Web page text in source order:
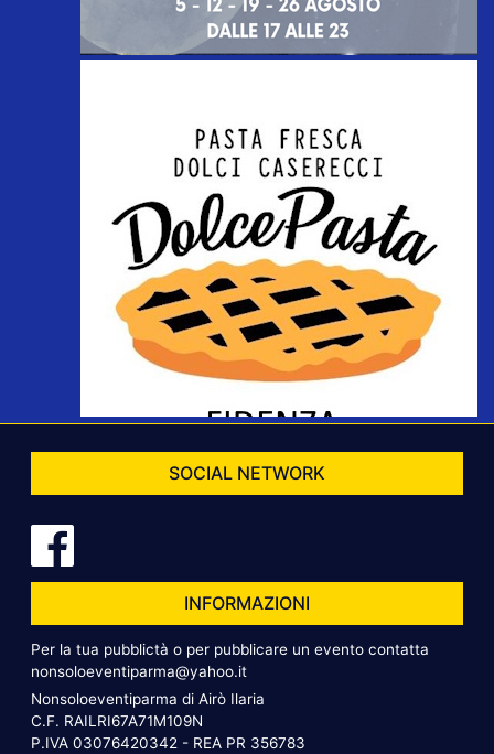
SOCIAL NETWORK
INFORMAZIONI
Per la tua pubblictà o per pubblicare un evento contatta
nonsoloeventiparma@yahoo.it
Nonsoloeventiparma di Airò Ilaria
C.F. RAILRI67A71M109N
P.IVA 03076420342 - REA PR 356783